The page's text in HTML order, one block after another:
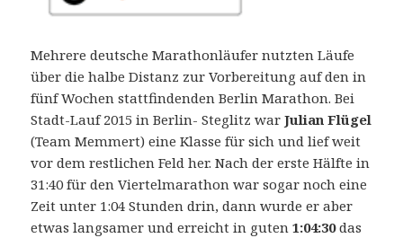
Mehrere deutsche Marathonläufer nutzten Läufe
über die halbe Distanz zur Vorbereitung auf den in
fünf Wochen stattfindenden Berlin Marathon. Bei
Stadt-Lauf 2015 in Berlin- Steglitz warJulian Flügel
(Team Memmert) eine Klasse für sich und lief weit
vor dem restlichen Feld her. Nach der erste Hälfte in
31:40 für den Viertelmarathon war sogar noch eine
Zeit unter 1:04 Stunden drin, dann wurde er aber
etwas langsamer und erreicht in guten1:04:30das